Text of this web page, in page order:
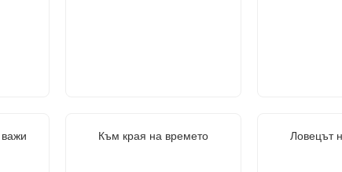
Към края на времето Ловецът